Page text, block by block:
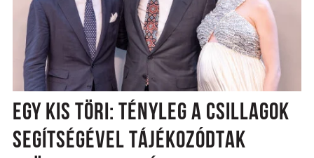
EGY KIS TÖRI: TÉNYLEG A CSILLAGOK
SEGÍTSÉGÉVEL TÁJÉKOZÓDTAK